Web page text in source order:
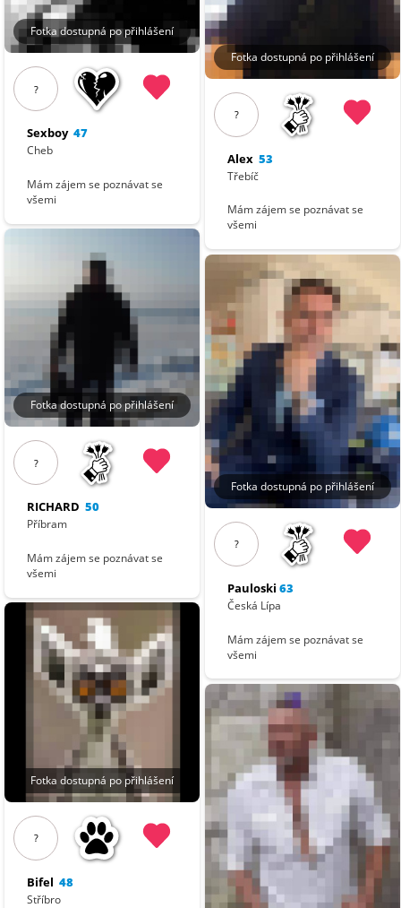
Fotka dostupná po přihlášení
?
Sexboy 47
Cheb
Mám zájem se poznávat se
všemi
Fotka dostupná po přihlášení
?
RICHARD 50
Příbram
Mám zájem se poznávat se
všemi
Fotka dostupná po přihlášení
?
Bifel 48
Stříbro
Fotka dostupná po přihlášení
?
Alex 53
Třebíč
Mám zájem se poznávat se
všemi
Fotka dostupná po přihlášení
?
Pauloski 63
Česká Lípa
Mám zájem se poznávat se
všemi